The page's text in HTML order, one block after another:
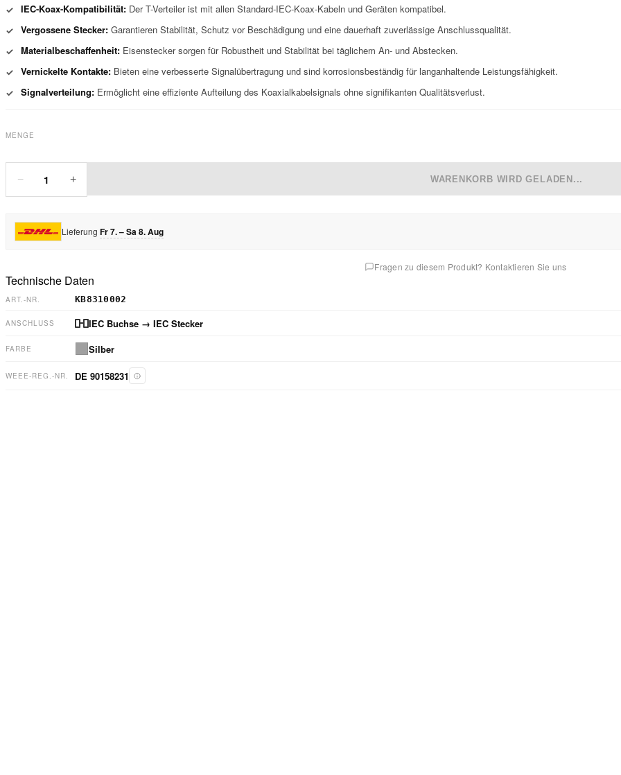
✓ IEC-Koax-Kompatibilität: Der T-Verteiler ist mit allen Standard-IEC-Koax-Kabeln und Geräten kompatibel.
✓ Vergossene Stecker: Garantieren Stabilität, Schutz vor Beschädigung und eine dauerhaft zuverlässige Anschlussqualität.
✓ Materialbeschaffenheit: Eisenstecker sorgen für Robustheit und Stabilität bei täglichem An- und Abstecken.
✓ Vernickelte Kontakte: Bieten eine verbesserte Signalübertragung und sind korrosionsbeständig für langanhaltende Leistungsfähigkeit.
✓ Signalverteilung: Ermöglicht eine effiziente Aufteilung des Koaxialkabelsignals ohne signifikanten Qualitätsverlust.
MENGE
− 1 + WARENKORB WIRD GELADEN...
Lieferung Fr 7. – Sa 8. Aug
Fragen zu diesem Produkt? Kontaktieren Sie uns
Technische Daten
ART.-NR. KB8310002
ANSCHLUSS IEC Buchse → IEC Stecker
FARBE Silber
WEEE-REG.-NR. DE 90158231